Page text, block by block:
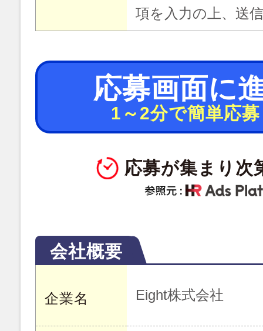
項を入力の上、送
応募画面に
1～2分で簡単応
応募が集まり次
会社概要
企業名 Eight株式会社